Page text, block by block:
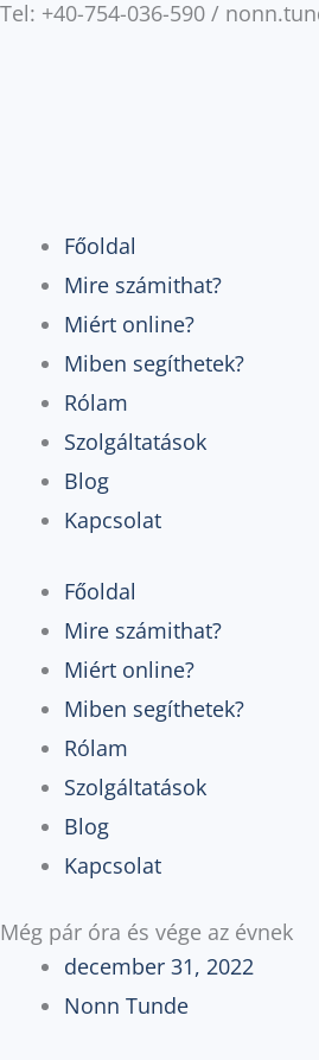
Skip
Tel: +40-754-036-590 /
Főoldal
Mire számithat?
Miért online?
Miben segíthetek?
Rólam
Szolgáltatások
Blog
Kapcsolat
Főoldal
Mire számithat?
Miért online?
Miben segíthetek?
Rólam
Szolgáltatások
Blog
Kapcsolat
Még pár óra és vége az évnek
december 31, 2022
Nonn Tunde